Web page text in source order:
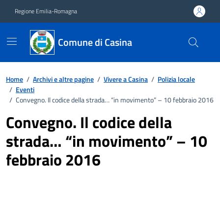
Regione Emilia-Romagna
Comune di Casina
Home / Archivi e altre pagine / Vivere a Casina / Polizia locale
/ Eventi
/ Convegno. Il codice della strada… “in movimento” – 10 febbraio 2016
Convegno. Il codice della
strada… “in movimento” – 10
febbraio 2016